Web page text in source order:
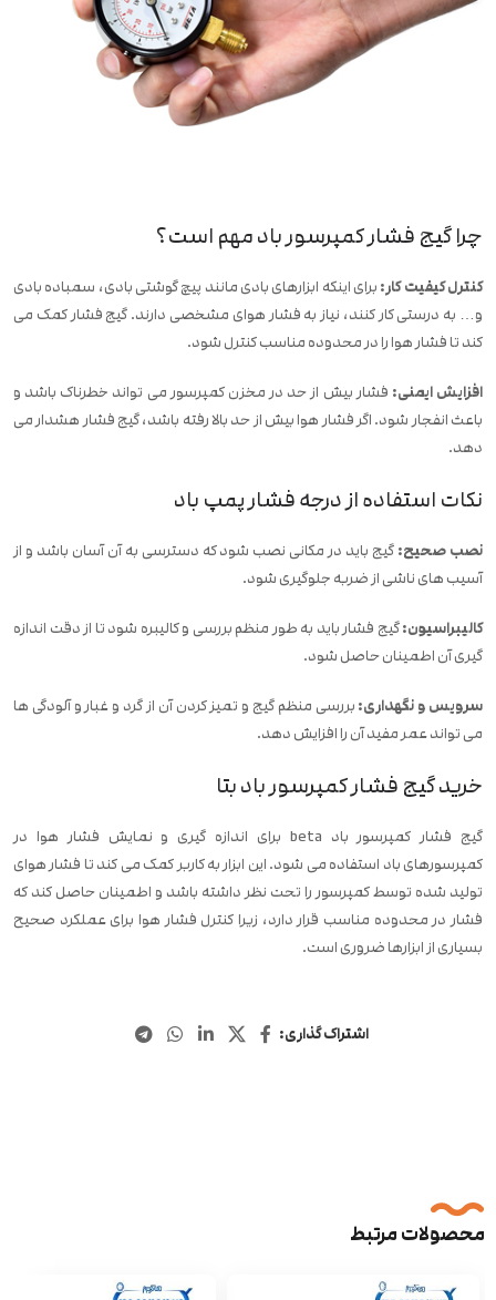
چرا گیج فشار کمپرسور باد مهم است؟
کنترل کیفیت کار: برای اینکه ابزارهای بادی مانند پیچ گوشتی بادی، سمباده بادی
و… به درستی کار کنند، نیاز به فشار هوای مشخصی دارند. گیج فشار کمک می
کند تا فشار هوا را در محدوده مناسب کنترل شود.
افزایش ایمنی: فشار بیش از حد در مخزن کمپرسور می تواند خطرناک باشد و
باعث انفجار شود. اگر فشار هوا بیش از حد بالا رفته باشد، گیج فشار هشدار می
دهد.
نکات استفاده از درجه فشار پمپ باد
نصب صحیح: گیج باید در مکانی نصب شود که دسترسی به آن آسان باشد و از
آسیب های ناشی از ضربه جلوگیری شود.
کالیبراسیون:گیج فشار باید به طور منظم بررسی و کالیبره شود تا از دقت اندازه
گیری آن اطمینان حاصل شود.
سرویس و نگهداری: بررسی منظم گیج و تمیز کردن آن از گرد و غبار و آلودگی ها
می تواند عمر مفید آن را افزایش دهد.
خرید گیج فشار کمپرسور باد بتا
گیج فشار کمپرسور باد beta برای اندازه گیری و نمایش فشار هوا در
کمپرسورهای باد استفاده می شود. این ابزار به کاربر کمک می کند تا فشار هوای
تولید شده توسط کمپرسور را تحت نظر داشته باشد و اطمینان حاصل کند که
فشار در محدوده مناسب قرار دارد، زیرا کنترل فشار هوا برای عملکرد صحیح
بسیاری از ابزارها ضروری است.
اشتراک گذاری:
محصولات مرتبط